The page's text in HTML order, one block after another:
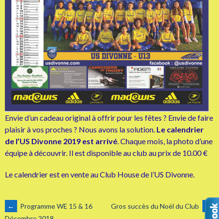
Envie d’un cadeau original à offrir pour les fêtes ? Envie de faire
plaisir à vos proches ? Nous avons la solution. Le calendrier
de l’US Divonne 2019 est arrivé Chaque mois, la photo d’une
équipe à découvrir. Il est disponible au club au prix de 10.00 €
Le calendrier est en vente au Club House de l’US Divonne.
NAVIGATION
←
Programme WE 15 & 16
Gros succès du Noël du Club →